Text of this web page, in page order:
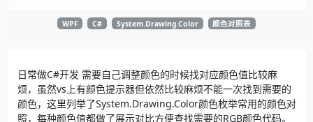
WPF C# System.Drawing.Color 颜色对照表
日常做C#开发 需要自己调整颜色的时候找对应颜色值比较麻
烦，虽然vs上有颜色提示器但依然比较麻烦不能一次找到需要的
颜色，这里列举了System.Drawing.Color颜色枚举常用的颜色对
照，每种颜色值都做了展示对比方便查找需要的RGB颜色代码。